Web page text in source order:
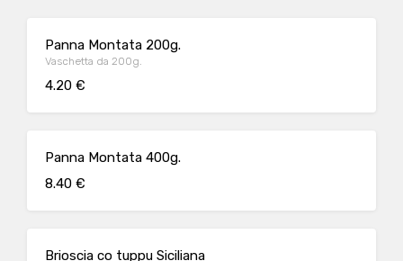
Panna Montata 200g.
Vaschetta da 200g.
4.20 €
Panna Montata 400g.
8.40 €
Brioscia co tuppu Siciliana